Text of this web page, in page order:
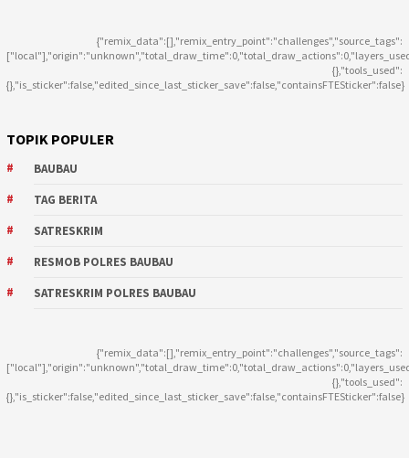
{"remix_data":[],"remix_entry_point":"challenges","source_tags":
{},"tools_used":
{},"is_sticker":false,"edited_since_last_sticker_save":false,"containsFTESticker":false}
TOPIK POPULER
BAUBAU
TAG BERITA
SATRESKRIM
RESMOB POLRES BAUBAU
SATRESKRIM POLRES BAUBAU
{"remix_data":[],"remix_entry_point":"challenges","source_tags":
{},"tools_used":
{},"is_sticker":false,"edited_since_last_sticker_save":false,"containsFTESticker":false}